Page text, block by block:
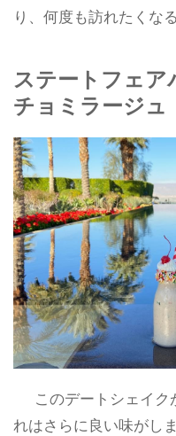
り、何度も訪れたくな
ステートフェア
チョミラージュ
このデートシェイ
れはさらに良い味がし